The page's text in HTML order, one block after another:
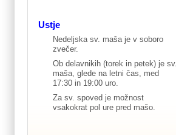
Ustje
Nedeljska sv. maša je v soboro
zvečer.
Ob delavnikih (torek in petek) je sv.
maša, glede na letni čas, med
17:30 in 19:00 uro.
Za sv. spoved je možnost
vsakokrat pol ure pred mašo.